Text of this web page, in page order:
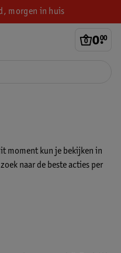
morgen in huis
0.
00
moment kun je bekijken in
naar de beste acties per